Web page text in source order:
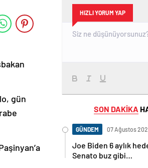
gün
HIZLI YORUM YAP
SON DAKİKA
GÜNDEM 07 Ağustos
Joe Biden 6 aylık
Senato buz gibi…